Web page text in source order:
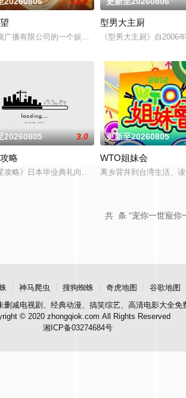
节目，讨论各种女性感兴趣的话题——从头到脚，从
广播有限公司的一个娱乐及时事新闻节目，2005年6
型男大主厨
《型男大主厨》自2006
棒，带大家继续闹着玩！
松有趣、非一般的旅游方式，带你游遍世界各地！
20260805 3.0
略
攻略》日本毕业典礼向学长要制服的第二颗钮釦代
更新至20260805
WTO姐妹会
离乡背井到台湾生活、
共 条 “宠你一世寵你
神马爬虫 搜狗蜘蛛 奇虎地图 谷歌地图
删减电视剧、经典动漫、搞笑综艺、高清电影大全免
© 2020 zhongqiok.com All Rights Reserved
湘ICP备03274684号